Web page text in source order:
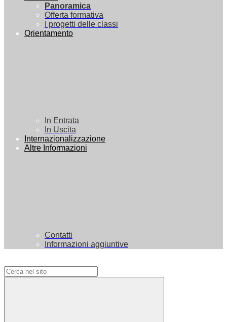
Panoramica
Offerta formativa
I progetti delle classi
Orientamento
In Entrata
In Uscita
Internazionalizzazione
Altre Informazioni
Contatti
Informazioni aggiuntive